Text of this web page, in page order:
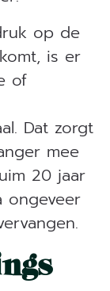
op de
is er
of
Dat zorgt
mee
20 jaar
ongeveer